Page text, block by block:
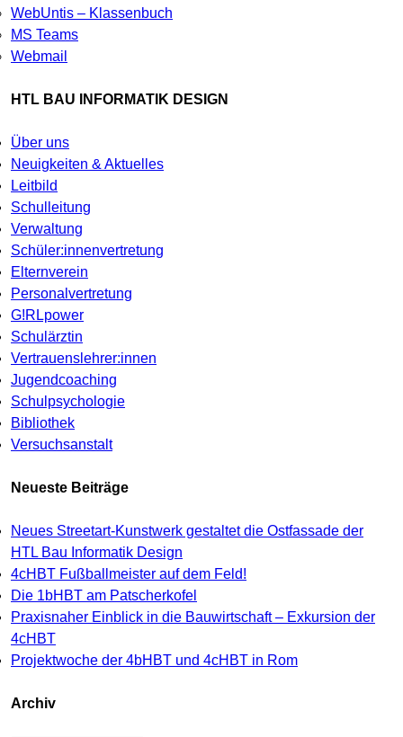
WebUntis – Klassenbuch
MS Teams
Webmail
HTL BAU INFORMATIK DESIGN
Über uns
Neuigkeiten & Aktuelles
Leitbild
Schulleitung
Verwaltung
Schüler:innenvertretung
Elternverein
Personalvertretung
G!RLpower
Schulärztin
Vertrauenslehrer:innen
Jugendcoaching
Schulpsychologie
Bibliothek
Versuchsanstalt
Neueste Beiträge
Neues Streetart-Kunstwerk gestaltet die Ostfassade der
HTL Bau Informatik Design
4cHBT Fußballmeister auf dem Feld!
Die 1bHBT am Patscherkofel
Praxisnaher Einblick in die Bauwirtschaft – Exkursion der
4cHBT
Projektwoche der 4bHBT und 4cHBT in Rom
Archiv